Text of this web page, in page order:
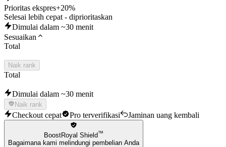
Prioritas ekspres+20%
Selesai lebih cepat - diprioritaskan
Dimulai dalam ~30 menit
Sesuaikan
Total
Naik rank
Total
Dimulai dalam ~30 menit
Naik rank
Checkout cepat Pro terverifikasi Jaminan uang kembali
BoostRoyal Shield™
Bagaimana kami melindungi pembelian Anda